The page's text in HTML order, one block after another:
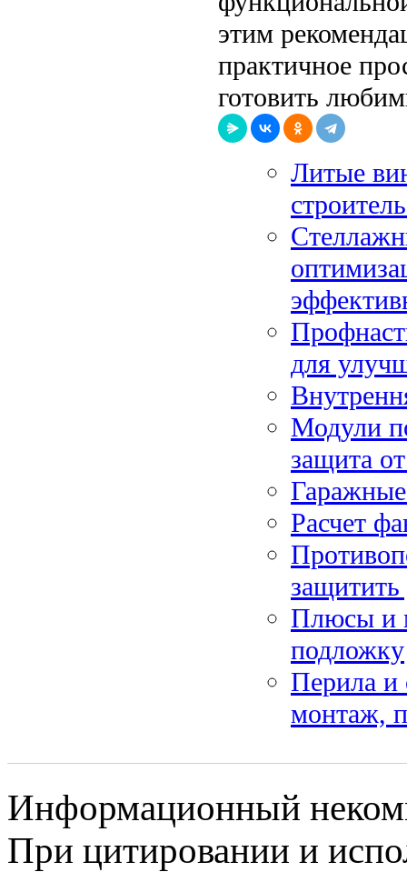
этим
практичное
готовить
Литые
для
Модули
защита
Расчет
защитить
Плюсы и
подложку
Перила и
монтаж,
Информационный
При цитировании и